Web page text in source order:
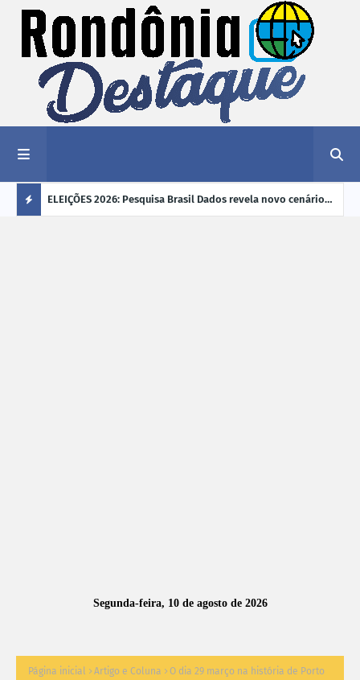
a mais ELEIÇÕES 2026: Pesquisa Brasil Dados revela novo cenário
Segunda-feira, 10 de agosto de 2026
Página inicial Artigo e Coluna
O dia 29 março na história de Porto